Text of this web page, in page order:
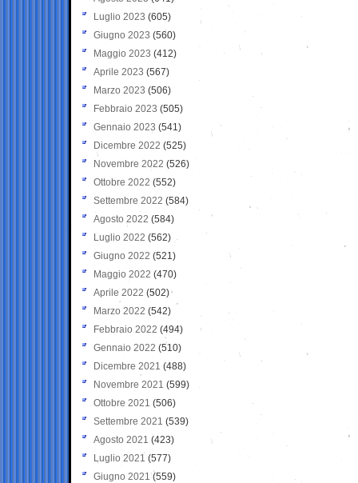
Luglio 2023 (605)
Giugno 2023 (560)
Maggio 2023 (412)
Aprile 2023 (567)
Marzo 2023 (506)
Febbraio 2023 (505)
Gennaio 2023 (541)
Dicembre 2022 (525)
Novembre 2022 (526)
Ottobre 2022 (552)
Settembre 2022 (584)
Agosto 2022 (584)
Luglio 2022 (562)
Giugno 2022 (521)
Maggio 2022 (470)
Aprile 2022 (502)
Marzo 2022 (542)
Febbraio 2022 (494)
Gennaio 2022 (510)
Dicembre 2021 (488)
Novembre 2021 (599)
Ottobre 2021 (506)
Settembre 2021 (539)
Agosto 2021 (423)
Luglio 2021 (577)
Giugno 2021(559)